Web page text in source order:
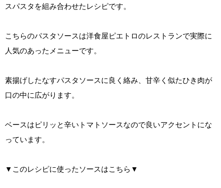
スパスタを組み合わせたレシピです。
こちらのパスタソースは洋食屋ピエトロのレストランで実際に
人気のあったメニューです。
素揚げしたなすパスタソースに良く絡み、甘辛く似たひき肉が
口の中に広がります。
ベースはピリッと辛いトマトソースなので良いアクセントにな
っています。
▼このレシピに使ったソースはこちら▼